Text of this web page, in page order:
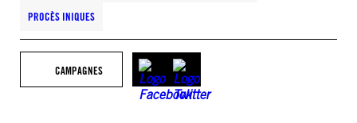
PROCÈS INIQUES
CAMPAGNES